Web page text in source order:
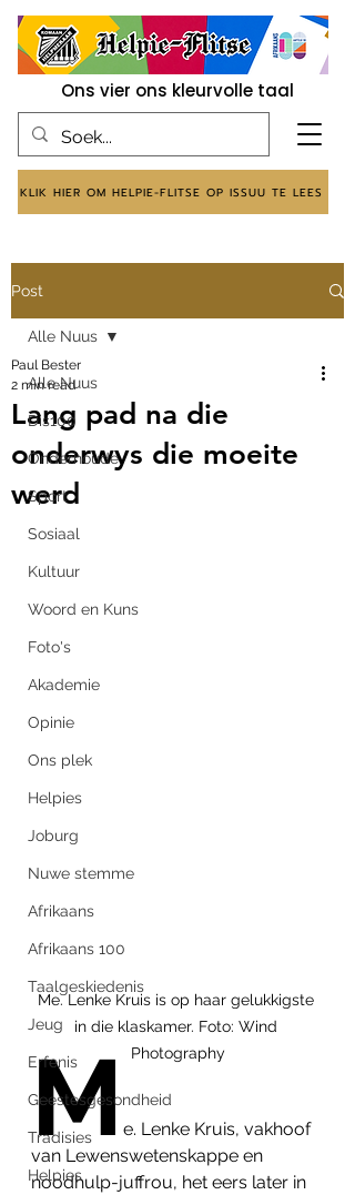
KLIK HIER OM HELPIE-FLITSE OP ISSUU TE LEES
Ons vier ons kleurvolle taal
Post
Alle Nuus
Dis100
Onderhoude
Sport
Sosiaal
Kultuur
Woord en Kuns
Foto's
Akademie
Opinie
Ons plek
Helpies
Joburg
Nuwe stemme
Afrikaans
Afrikaans 100
Taalgeskiedenis
Jeug
Erfenis
Geestesgesondheid
Tradisies
Helpies
Alle Nuus
Lang pad na die
onderwys die moeite
werd
Paul Bester
2 min read
Me. Lenke Kruis is op haar gelukkigste
in die klaskamer. Foto: Wind
Photography
Me. Lenke Kruis, vakhoof
van Lewenswetenskappe en
noodhulp-juffrou, het eers later in